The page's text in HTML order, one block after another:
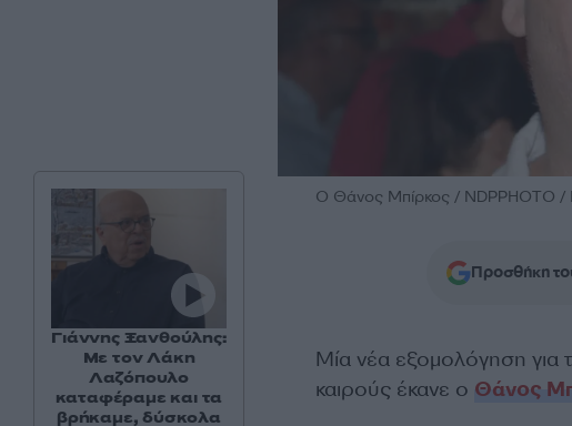
O Θάνος Μπίρκος /
Προσθήκη
Μία νέα εξομολόγηση για
καιρούς έκανε ο Θάνος
Γιάννης Ξανθούλης:
Με τον Λάκη
Λαζόπουλο
καταφέραμε και τα
βρήκαμε, δύσκολα